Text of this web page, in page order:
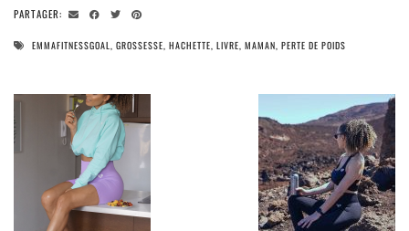
PARTAGER:
EMMAFITNESSGOAL, GROSSESSE, HACHETTE, LIVRE, MAMAN, PERTE DE POIDS